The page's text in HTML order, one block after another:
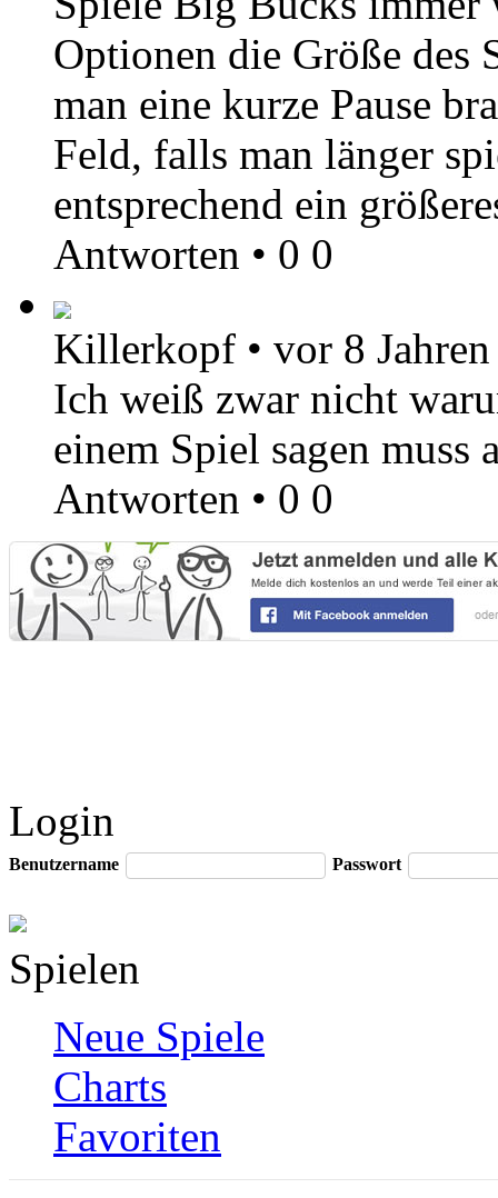
Optionen die Größe des
man eine kurze Pause
Feld, falls man länger
entsprechend ein
Antworten • 0 0
Killerkopf • vor 8 Jahren
Ich weiß zwar nicht
einem Spiel sagen muss
Antworten • 0 0
Login
Benutzername Passwort
Spielen
Neue Spiele
Charts
Favoriten